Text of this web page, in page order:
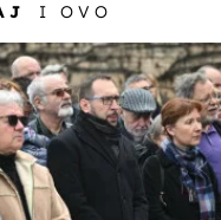
I OVO